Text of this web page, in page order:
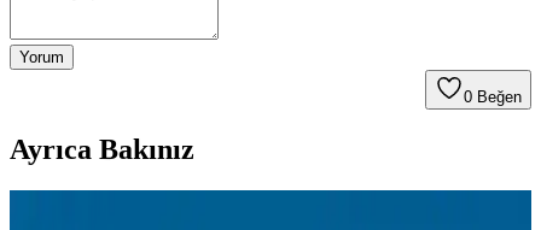
Yorum
0 Beğen
Ayrıca Bakınız